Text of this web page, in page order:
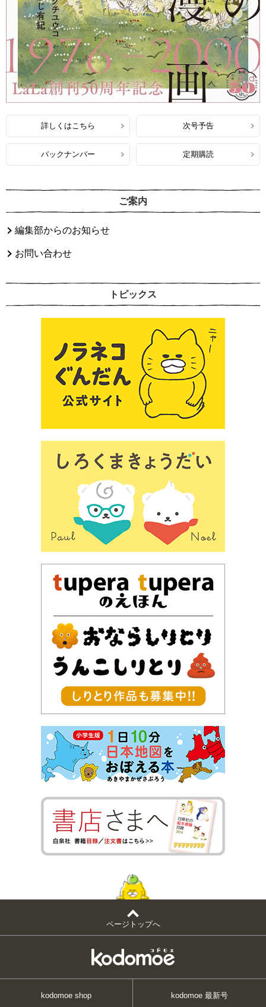
詳しくはこちら 次号予告
バックナンバー 定期購読
ご案内
編集部からのお知らせ
お問い合わせ
トピックス
ページトップへ
kodomoe shop kodomoe 最新号